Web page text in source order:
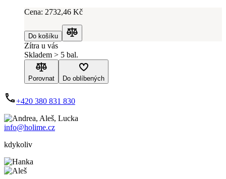
Cena: 2732,46 Kč
Do košíku
Porovnat
Zítra u vás
Skladem > 5 bal.
Porovnat Do oblíbených
+420 380 831 830
info@holime.cz
kdykoliv